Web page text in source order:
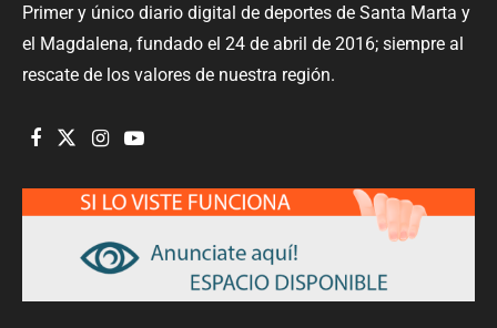
Primer y único diario digital de deportes de Santa Marta y
el Magdalena, fundado el 24 de abril de 2016; siempre al
rescate de los valores de nuestra región.